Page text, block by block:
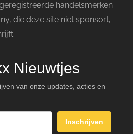
handelsmerken
die deze site niet sponsort,
Nieuwtjes
van onze updates, acties en
Inschrijven